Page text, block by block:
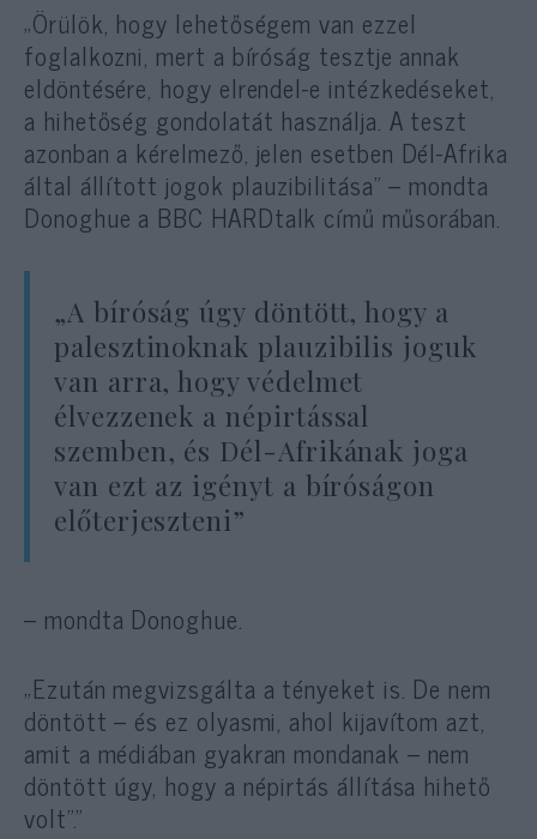
„Örülök, hogy lehetőségem van ezzel
foglalkozni, mert a bíróság tesztje annak
eldöntésére, hogy elrendel-e intézkedéseket,
a hihetőség gondolatát használja. A teszt
azonban a kérelmező, jelen esetben Dél-Afrika
által állított jogok plauzibilitása” – mondta
Donoghue a BBC HARDtalk című műsorában.
„A bíróság úgy döntött, hogy a
palesztinoknak plauzibilis joguk
van arra, hogy védelmet
élvezzenek a népirtással
szemben, és Dél-Afrikának joga
van ezt az igényt a bíróságon
előterjeszteni”
– mondta Donoghue.
„Ezután megvizsgálta a tényeket is. De nem
döntött – és ez olyasmi, ahol kijavítom azt,
amit a médiában gyakran mondanak – nem
döntött úgy, hogy a népirtás állítása hihető
volt”.”